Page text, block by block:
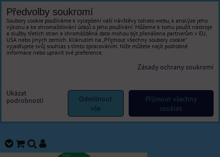
Předvolby soukromí
Soubory cookie používáme k vylepšení vaší návštěvy tohoto webu, k analýze jeho
výkonu a ke shromažďování údajů o jeho používání. Můžeme k tomu použít nástroje
a služby třetích stran a shromážděná data mohou být přenášena partnerům v EU,
USA nebo jiných zemích. Kliknutím na „Přijmout všechny soubory cookie“
vyjadřujete svůj souhlas s tímto zpracováním. Níže můžete najít podrobné
informace nebo upravit své preference.
Zásady ochrany soukromí
Ukázat
podrobnosti
Přijmout všechny
cookies
Odmítnout
vše